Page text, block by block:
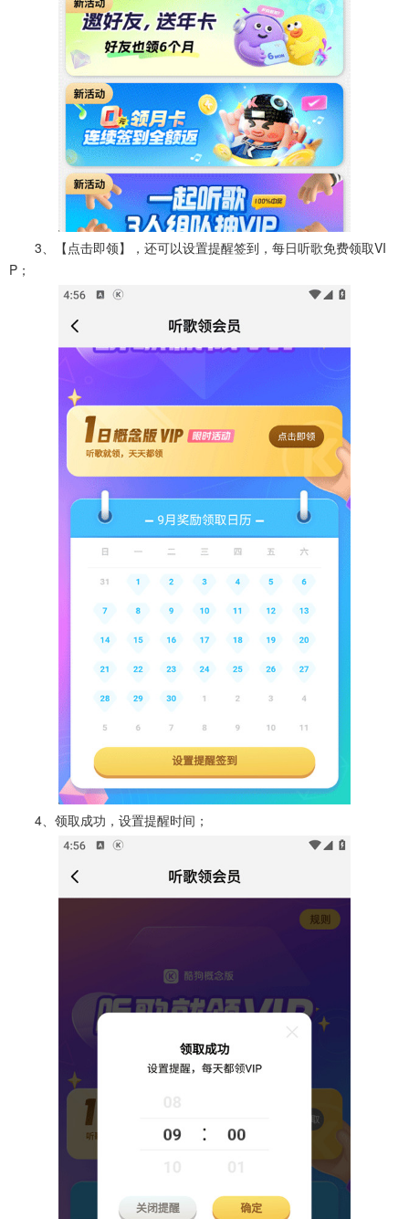
3、【点击即领】，还可以设置提醒签到，每日听歌免费领取VI
P；
4、领取成功，设置提醒时间；